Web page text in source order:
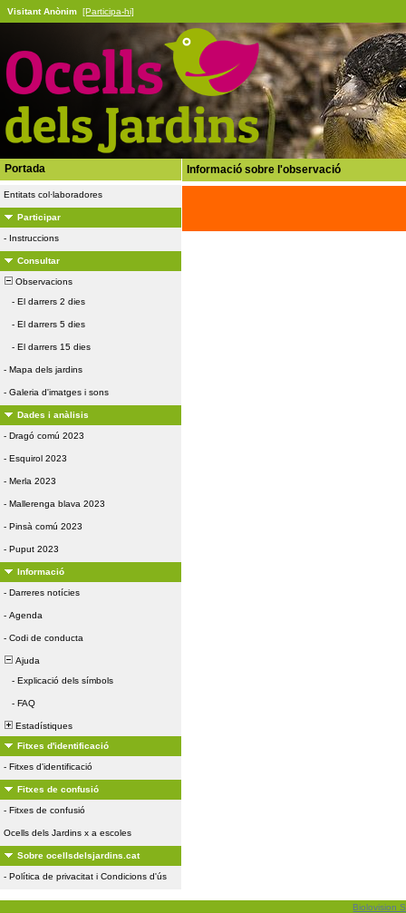
Visitant Anònim [Participa-hi]
Portada
Entitats col·laboradores
Participar
- Instruccions
Consultar
Observacions
- El darrers 2 dies
- El darrers 5 dies
- El darrers 15 dies
- Mapa dels jardins
- Galeria d'imatges i sons
Dades i anàlisis
- Dragó comú 2023
- Esquirol 2023
- Merla 2023
- Mallerenga blava 2023
- Pinsà comú 2023
- Puput 2023
Informació
- Darreres notícies
- Agenda
- Codi de conducta
Ajuda
- Explicació dels símbols
- FAQ
Estadístiques
Fitxes d'identificació
- Fitxes d'identificació
Fitxes de confusió
- Fitxes de confusió
Ocells dels Jardins x a escoles
Sobre ocellsdelsjardins.cat
- Política de privacitat i Condicions d'ús
Informació sobre l'observació
Biolovision